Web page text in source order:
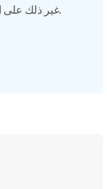
غير ذلك على الفور. كذلك، فهو يتميّز بالسرعة والسهولة.